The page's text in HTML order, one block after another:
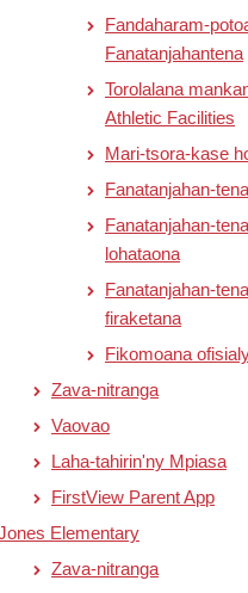
Fandaharam-
Fanatanjahantena
Torolalana
Athletic Facilities
Mari-tsora-kase
Fanatanjahan-
Fanatanjahan-
lohataona
Fanatanjahan-
firaketana
Fikomoana
Zava-nitranga
Vaovao
Laha-tahirin'ny Mpiasa
FirstView Parent App
Elementary
Zava-nitranga